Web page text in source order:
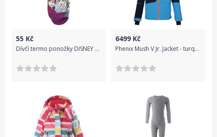
55 Kč
Dívčí termo ponožky DISNEY FROZEN ELSA a ANNA modré Velikost: 23-26
6499 Kč
Phenix Mush V Jr. Jacket - turquoise 146